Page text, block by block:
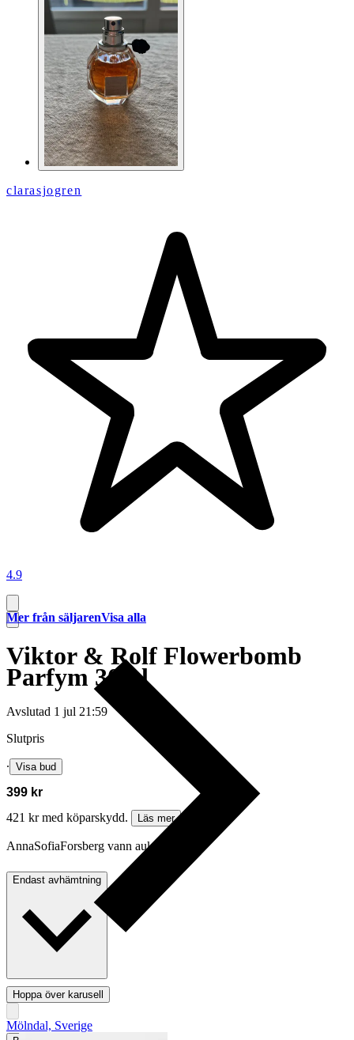
clarasjogren
4.9
Viktor & Rolf Flowerbomb
Parfym 30ml
Avslutad 1 jul 21:59
Slutpris
∙ Visa bud
399 kr
421 kr med köparskydd.
Läs mer
AnnaSofiaForsberg vann auktionen
Endast avhämtning
Hämtas i
Mölndal, Sverige
Mer från säljarenVisa alla
Hoppa över karusell